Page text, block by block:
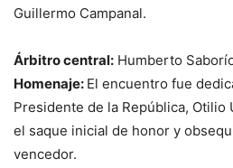
Guillermo Campanal.
Árbitro central: Humberto
Homenaje: El encuentro fue
Presidente de la República, Otilio
el saque inicial de honor y
vencedor.